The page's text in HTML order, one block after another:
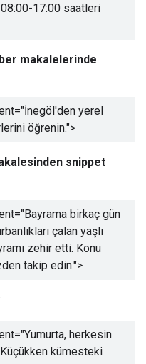
17:00 saatleri
makalelerinde
İnegöl'den yerel
öğrenin.">
snippet
Bayrama birkaç gün
çalan yaşlı
zehir etti. Konu
takip edin.">
Yumurta, herkesin
Küçükken kümesteki